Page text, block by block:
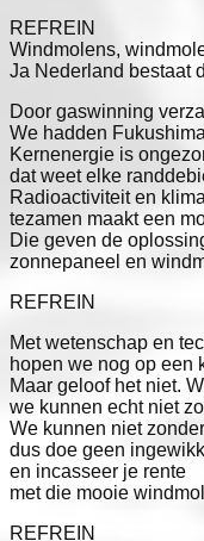
REFREIN
Windmolens,
Ja Nederland bestaat
Door gaswinning
We hadden
Kernenergie is
dat weet elke
Radioactiviteit en
tezamen maakt een
Die geven de
zonnepaneel en
REFREIN
Met wetenschap en
hopen we nog op een
Maar geloof het niet.
we kunnen echt niet
We kunnen niet
dus doe geen
en incasseer je rente
met die mooie
REFREIN